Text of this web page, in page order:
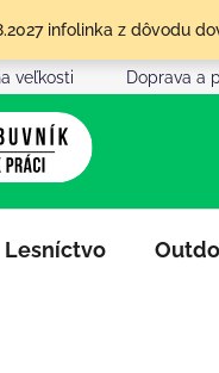
infolinka z dôvodu
veľkosti Doprava a
Lesníctvo